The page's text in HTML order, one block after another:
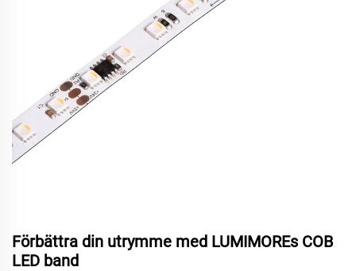
Förbättra din utrymme med LUMIMOREs COB
LED band